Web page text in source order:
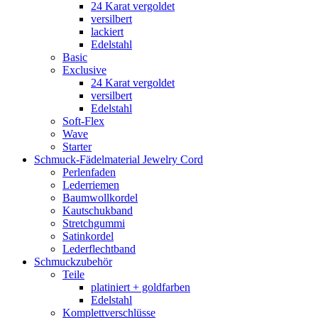
24 Karat vergoldet
versilbert
lackiert
Edelstahl
Basic
Exclusive
24 Karat vergoldet
versilbert
Edelstahl
Soft-Flex
Wave
Starter
Schmuck-Fädelmaterial Jewelry Cord
Perlenfaden
Lederriemen
Baumwollkordel
Kautschukband
Stretchgummi
Satinkordel
Lederflechtband
Schmuckzubehör
Teile
platiniert + goldfarben
Edelstahl
Komplettverschlüsse